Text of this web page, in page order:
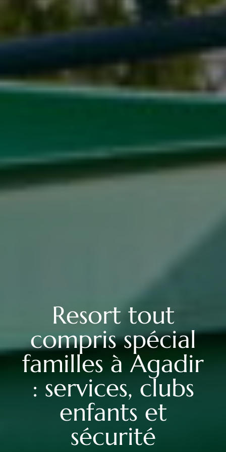
Resort tout
compris spécial
familles à Agadir
: services, clubs
enfants et
sécurité